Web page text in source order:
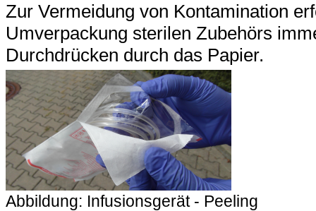
Zur Vermeidung von Kontamination
Umverpackung sterilen Zubehörs
Durchdrücken durch das Papier.
Abbildung: Infusionsgerät - Peeling